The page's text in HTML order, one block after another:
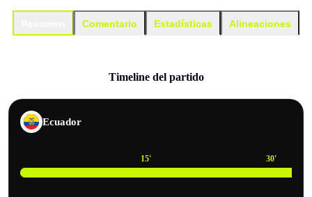
Comentario Estadísticas Alineaciones
Timeline del partido
Ecuador
15' 30'